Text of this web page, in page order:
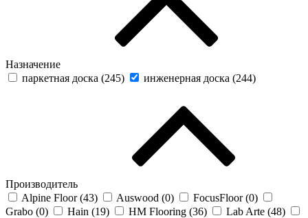
Назначение
паркетная доска (245) инженерная доска (244)
Производитель
Alpine Floor (43) Auswood (0) FocusFloor (0)
Grabo (0) Hain (19) HM Flooring (36) Lab Arte (48)